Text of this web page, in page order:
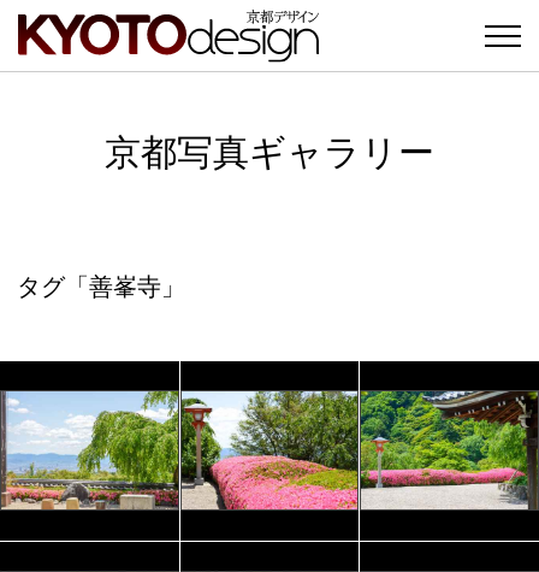
京都写真ギャラリー
タグ「善峯寺」